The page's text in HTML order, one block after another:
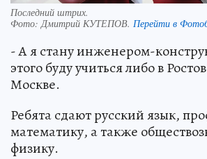
Последний штрих.
Фото:Дмитрий КУТЕПОВ. Перейти в
- А я стану инженером-
этого буду учиться либо в
Москве.
Ребята сдают русский язык,
математику, а также
физику.